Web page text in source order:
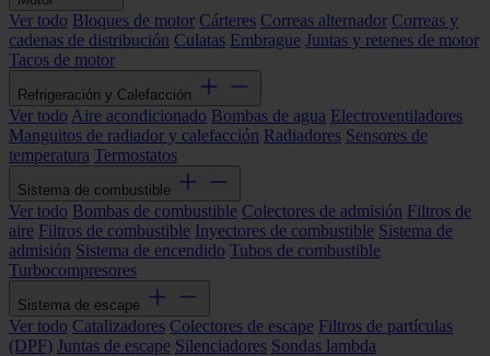
Ver todo Bloques de motor Cárteres Correas alternador Correas y
cadenas de distribución Culatas Embrague Juntas y retenes de motor
Tacos de motor
Refrigeración y Calefacción
Ver todo Aire acondicionado Bombas de agua Electroventiladores
Manguitos de radiador y calefacción Radiadores Sensores de
temperatura Termostatos
Sistema de combustible
Ver todo Bombas de combustible Colectores de admisión Filtros de
aire Filtros de combustible Inyectores de combustible Sistema de
admisión Sistema de encendido Tubos de combustible
Turbocompresores
Sistema de escape
Ver todo Catalizadores Colectores de escape Filtros de partículas
(DPF) Juntas de escape Silenciadores Sondas lambda